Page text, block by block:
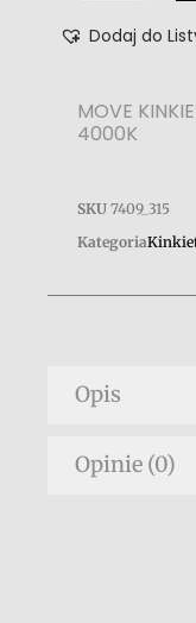
Dodaj do
MOVE
4000K
SKU 7409_315
Kategoria
Opis
Opinie (0)